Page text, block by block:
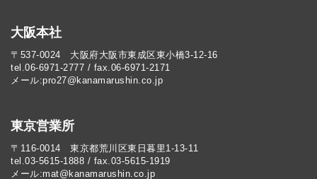
大阪本社
〒537-0024 大阪府大阪市東成区東小橋3-12-16
tel.06-6971-2777 / fax.06-6971-2171
メール:pro27@kanamarushin.co.jp​
東京営業所
〒116-0014 東京都荒川区東日暮里1-13-11
tel.03-5615-1888 / fax.03-5615-1919
メール:mat@kanamarushin.co.jp